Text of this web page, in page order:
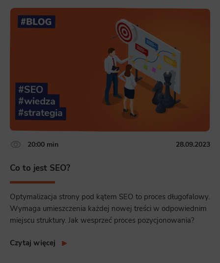
20:00 min 28.09.2023
Co to jest SEO?
Optymalizacja strony pod kątem SEO to proces długofalowy.
Wymaga umieszczenia każdej nowej treści w odpowiednim
miejscu struktury. Jak wesprzeć proces pozycjonowania?
Czytaj więcej